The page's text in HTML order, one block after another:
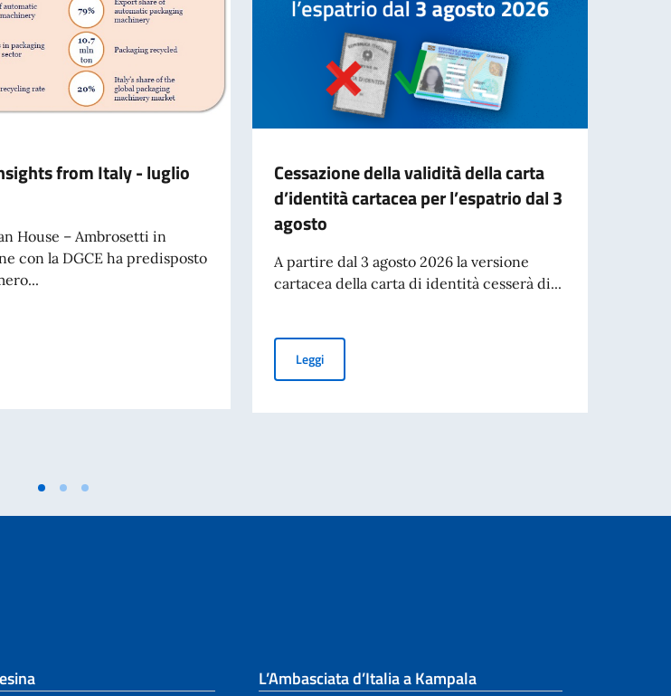
del Lavoro Italiano nel Mondo
from Italy - luglio
House – Ambrosetti in
con la DGCE ha predisposto
Insights from Italy - luglio 2026
Cessazione della validità della carta
d’identità cartacea per l’espatrio dal 3
agosto
A partire dal 3 agosto 2026 la versione
cartacea della carta di identità cesserà di...
LeggiCessazione della validità della carta d’identità cartacea per
L’Ambasciata d’Italia a Kampala